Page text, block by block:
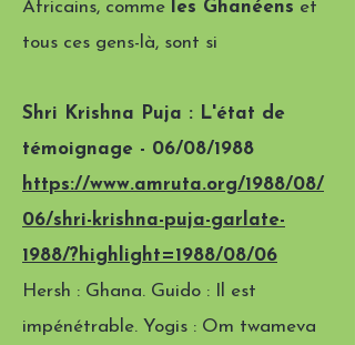
Africains, comme
les Ghanéens et
tous ces gens-là, sont si
Shri Krishna Puja : L'état de
témoignage - 06/08/1988
https://www.amruta.org/1988/08/
06/shri-krishna-puja-garlate-
1988/?highlight=1988/08/06
Hersh : Ghana. Guido : Il est
impénétrable. Yogis : Om twameva